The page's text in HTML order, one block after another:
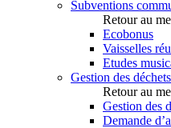
Subventions
Retour au
Ecobonus
Vaisselles
Etudes
Gestion des
Retour au
Gestion des
Demande